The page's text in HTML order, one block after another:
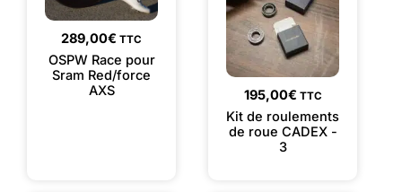
289,00€ TTC
OSPW Race pour
Sram Red/force
AXS
195,00€ TTC
Kit de roulements
de roue CADEX -
3